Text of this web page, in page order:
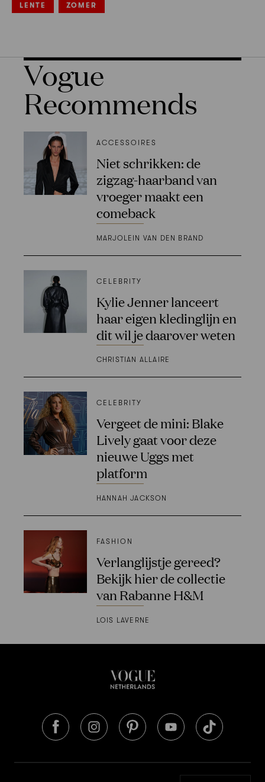
LENTE ZOMER
Vogue
Recommends
ACCESSOIRES
Niet schrikken: de
zigzag-haarband van
vroeger maakt een
comeback
MARJOLEIN VAN DEN BRAND
CELEBRITY
Kylie Jenner lanceert
haar eigen kledinglijn en
dit wil je daarover weten
CHRISTIAN ALLAIRE
CELEBRITY
Vergeet de mini: Blake
Lively gaat voor deze
nieuwe Uggs met
platform
HANNAH JACKSON
FASHION
Verlanglijstje gereed?
Bekijk hier de collectie
van Rabanne H&M
LOIS LAVERNE